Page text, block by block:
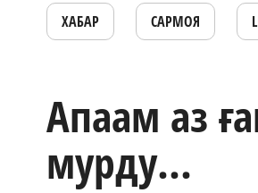
ХАБАР САРМОЯ
Апаам аз
мурду...